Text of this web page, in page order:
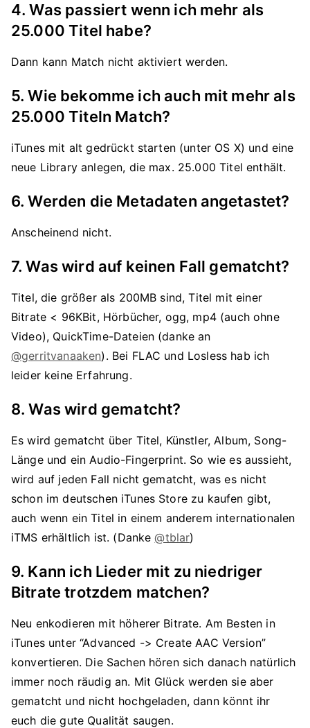
4. Was passiert wenn ich mehr als
25.000 Titel habe?
Dann kann Match nicht aktiviert werden.
5. Wie bekomme ich auch mit mehr als
25.000 Titeln Match?
iTunes mit alt gedrückt starten (unter OS X) und eine
neue Library anlegen, die max. 25.000 Titel enthält.
6. Werden die Metadaten angetastet?
Anscheinend nicht.
7. Was wird auf keinen Fall gematcht?
Titel, die größer als 200MB sind, Titel mit einer
Bitrate < 96KBit, Hörbücher, ogg, mp4 (auch ohne
Video), QuickTime-Dateien (danke an
@gerritvanaaken). Bei FLAC und Losless hab ich
leider keine Erfahrung.
8. Was wird gematcht?
Es wird gematcht über Titel, Künstler, Album, Song-
Länge und ein Audio-Fingerprint. So wie es aussieht,
wird auf jeden Fall nicht gematcht, was es nicht
schon im deutschen iTunes Store zu kaufen gibt,
auch wenn ein Titel in einem anderem internationalen
iTMS erhältlich ist. (Danke@tblar)
9. Kann ich Lieder mit zu niedriger
Bitrate trotzdem matchen?
Neu enkodieren mit höherer Bitrate. Am Besten in
iTunes unter “Advanced -> Create AAC Version”
konvertieren. Die Sachen hören sich danach natürlich
immer noch räudig an. Mit Glück werden sie aber
gematcht und nicht hochgeladen, dann könnt ihr
euch die gute Qualität saugen.